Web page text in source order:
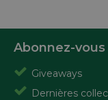
Abonnez-
Giveaways
Dernières